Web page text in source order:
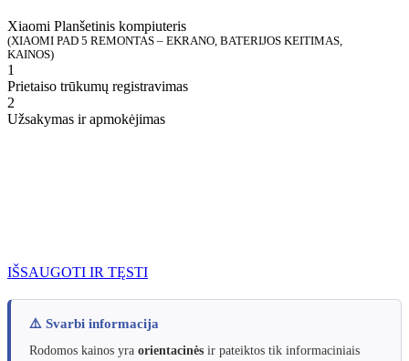
Xiaomi Planšetinis kompiuteris
(XIAOMI PAD 5 REMONTAS – EKRANO, BATERIJOS KEITIMAS,
KAINOS)
1
Prietaiso trūkumų registravimas
2
Užsakymas ir apmokėjimas
IŠSAUGOTI IR TĘSTI
⚠️ Svarbi informacija
Rodomos kainos yra orientacinės ir pateiktos tik informaciniais